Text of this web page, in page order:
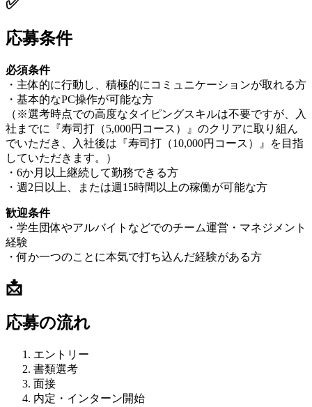
応募条件
必須条件
・主体的に行動し、積極的にコミュニケーションが取れる方
・基本的なPC操作が可能な方
（※選考時点での高度なタイピングスキルは不要ですが、入
社までに『寿司打（5,000円コース）』のクリアに取り組ん
でいただき、入社後は『寿司打（10,000円コース）』を目指
していただきます。）
・6か月以上継続して勤務できる方
・週2日以上、または週15時間以上の稼働が可能な方
歓迎条件
・学生団体やアルバイトなどでのチーム運営・マネジメント
経験
・何か一つのことに本気で打ち込んだ経験がある方
📩
応募の流れ
エントリー
書類選考
面接
内定・インターン開始